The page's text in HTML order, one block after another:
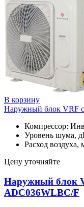
В корзину
Наружный блок VRF
Компрессор:
Уровень шума,
Расход воздуха,
Цену уточняйте
Наружный блок
ADC036WLBC/F